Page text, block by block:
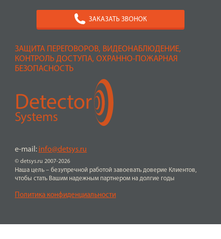
ЗАЩИТА ПЕРЕГОВОРОВ, ВИДЕОНАБЛЮДЕНИЕ,
КОНТРОЛЬ ДОСТУПА, ОХРАННО-ПОЖАРНАЯ
БЕЗОПАСНОСТЬ
© detsys.ru 2007-2026
e-mail: info@detsys.ru
Наша цель – безупречной работой завоевать доверие Клиентов,
чтобы стать Вашим надежным партнером на долгие годы
Политика конфиденциальности
ЗАКАЗАТЬ ЗВОНОК